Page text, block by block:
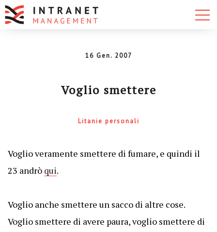
16 Gen. 2007
Voglio smettere
Litanie personali
Voglio veramente smettere di fumare, e quindi il
23 andrò qui.
Voglio anche smettere un sacco di altre cose.
Voglio smettere di avere paura, voglio smettere di